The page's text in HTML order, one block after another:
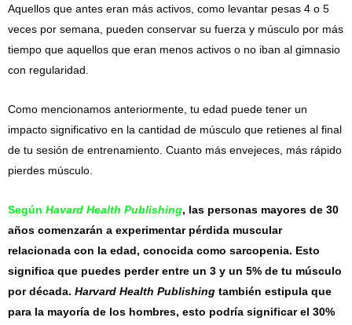
Aquellos que antes eran más activos, como levantar pesas 4 o 5
veces por semana, pueden conservar su fuerza y ​​​​músculo por más
tiempo que aquellos que eran menos activos o no iban al gimnasio
con regularidad.
Como mencionamos anteriormente, tu edad puede tener un
impacto significativo en la cantidad de músculo que retienes al final
de tu sesión de entrenamiento. Cuanto más envejeces, más rápido
pierdes músculo.
Según Havard Health Publishing, las personas mayores de 30
años comenzarán a experimentar pérdida muscular
relacionada con la edad, conocida como sarcopenia. Esto
significa que puedes perder entre un 3 y un 5% de tu músculo
por década. Harvard Health Publishing también estipula que
para la mayoría de los hombres, esto podría significar el 30%